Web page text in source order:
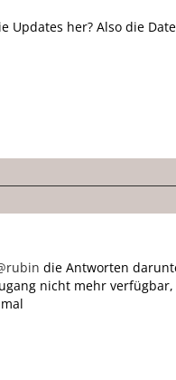
Updates her? Also die
die Antworten
nicht mehr